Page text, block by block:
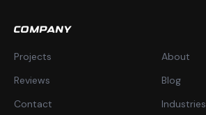
COMPANY
Projects
About
Reviews
Blog
Contact
Industries